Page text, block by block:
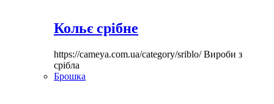
Кольє срібне
https://cameya.com.ua/category/sriblo/Вироби з
срібла
Брошка